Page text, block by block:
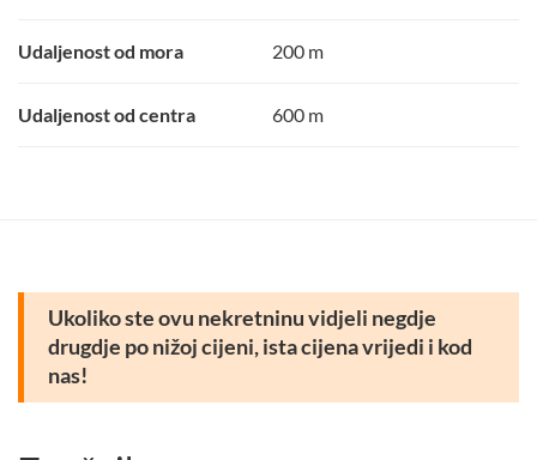
Udaljenost od mora 200 m
Udaljenost od centra 600 m
Ukoliko ste ovu nekretninu vidjeli negdje
drugdje po nižoj cijeni, ista cijena vrijedi i kod
nas!